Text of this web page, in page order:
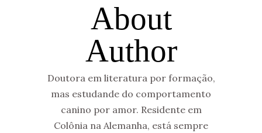
About
Author
Doutora em literatura por formação,
mas estudande do comportamento
canino por amor. Residente em
Colônia na Alemanha, está sempre